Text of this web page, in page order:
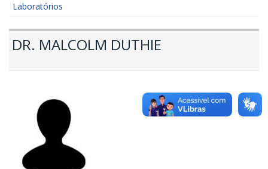
Laboratórios
DR. MALCOLM DUTHIE